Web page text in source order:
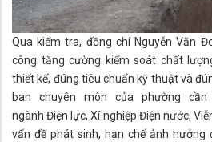
Qua kiểm tra, đồng chí Nguyễn Văn
công tăng cường kiểm soát chất
thiết kế, đúng tiêu chuẩn kỹ thuật và
ban chuyên môn của phường
ngành Điện lực, Xí nghiệp Điện nước,
vấn đề phát sinh, hạn chế ảnh hưởng